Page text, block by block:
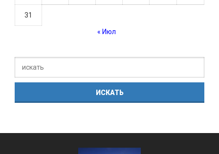
31
« Июл